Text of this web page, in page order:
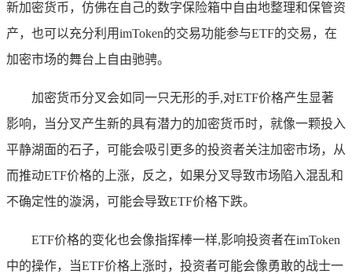
新加密货币，仿佛在自己的数字保险箱中自由地整理和保管资
产，也可以充分利用imToken的交易功能参与ETF的交易，在
加密市场的舞台上自由驰骋。
加密货币分叉会如同一只无形的手,对ETF价格产生显著
影响，当分叉产生新的具有潜力的加密货币时，就像一颗投入
平静湖面的石子，可能会吸引更多的投资者关注加密市场，从
而推动ETF价格的上涨，反之，如果分叉导致市场陷入混乱和
不确定性的漩涡，可能会导致ETF价格下跌。
ETF价格的变化也会像指挥棒一样,影响投资者在imToken
中的操作，当ETF价格上涨时，投资者可能会像勇敢的战士一